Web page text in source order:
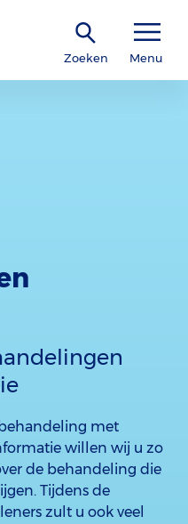
Zoeken Menu
met
willen wij u zo
de behandeling die
Tijdens de
zult u ook veel